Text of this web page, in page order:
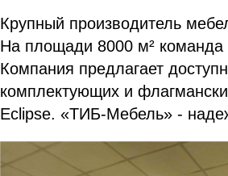
Крупный производитель
На площади 8000 м² команда
Компания предлагает
комплектующих и
Eclipse. «ТИБ-Мебель» -